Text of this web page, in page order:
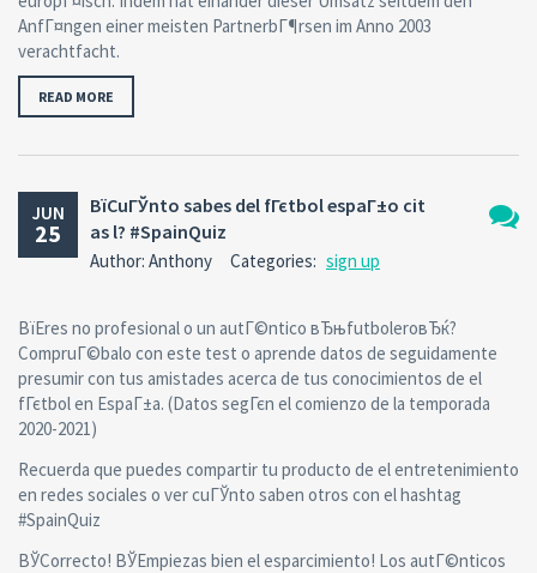
AnfГ¤ngen einer meisten PartnerbГ¶rsen im Anno 2003
verachtfacht.
READ MORE
JUN
25
ВїCuГЎnto sabes del fГєtbol espaГ±o cit
as l? #SpainQuiz
Author: Anthony Categories: sign up
ВїEres no profesional o un autГ©ntico вЂњfutboleroвЂќ?
CompruГ©balo con este test o aprende datos de seguidamente
presumir con tus amistades acerca de tus conocimientos de el
fГєtbol en EspaГ±a. (Datos segГєn el comienzo de la temporada
2020-2021)
Recuerda que puedes compartir tu producto de el entretenimiento
en redes sociales o ver cuГЎnto saben otros con el hashtag
#SpainQuiz
ВЎCorrecto! ВЎEmpiezas bien el esparcimiento! Los autГ©nticos